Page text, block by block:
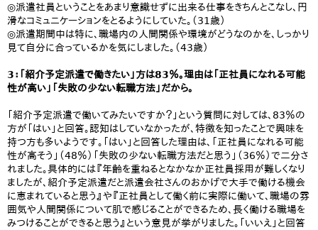
◎派遣社員ということをあまり意識せずに出来る仕事をきちんとこなし、円
滑なコミュニケーションをとるようにしていた。（31歳）
◎派遣期間中は特に、職場内の人間関係や環境がどうなのかを、しっかり
見て自分に合っているかを気にしました。（43歳）
3：「紹介予定派遣で働きたい」方は83％。理由は「正社員になれる可能
性が高い」「失敗の少ない転職方法」だから。
「紹介予定派遣で働いてみたいですか？」という質問に対しては、83％の
方が「はい」と回答。認知はしていなかったが、特徴を知ったことで興味を
持つ方も多いようです。「はい」と回答した理由は、「正社員になれる可能
性が高そう」（48％）「失敗の少ない転職方法だと思う」（36％）で二分さ
れました。具体的には『年齢を重ねるとなかなか正社員採用が難しくなり
ましたが、紹介予定派遣だと派遣会社さんのおかげで大手で働ける機会
に恵まれていると思う』や『正社員として働く前に実際に働いて、職場の雰
囲気や人間関係について肌で感じることができるため、長く働ける職場を
みつけることができると思う』という意見が挙がりました。「いいえ」と回答